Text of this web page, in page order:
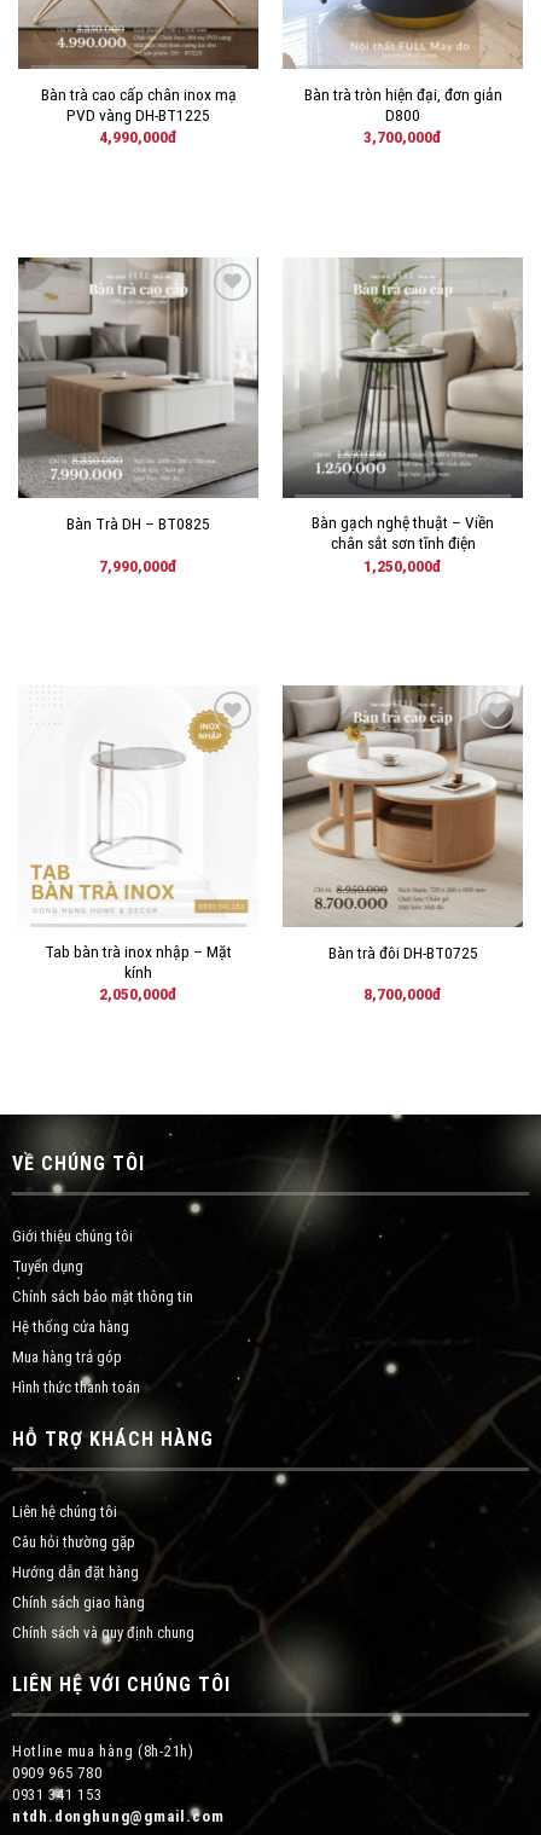
Bàn trà cao cấp chân inox mạ
PVD vàng DH-BT1225
4,990,000đ
Bàn trà tròn hiện đại, đơn giản
D800
3,700,000đ
THÍCH!
Bàn Trà DH – BT0825
7,990,000đ
VÀO
YÊU
THÍCH!
Bàn gạch nghệ thuật – Viền
chân sắt sơn tĩnh điện
1,250,000đ
THÊM
Tab bàn trà inox nhập – Mặt
kính
2,050,000đ
THÊM
VÀO
YÊU
Bàn trà đôi DH-BT0725
8,700,000đ
VỀ CHÚNG TÔI
Giới thiệu chúng tôi
Tuyển dụng
Chính sách bảo mật thông tin
Hệ thống cửa hàng
Mua hàng trả góp
Hình thức thanh toán
HỖ TRỢ KHÁCH HÀNG
Liên hệ chúng tôi
Câu hỏi thường gặp
Hướng dẫn đặt hàng
Chính sách giao hàng
Chính sách và quy định chung
LIÊN HỆ VỚI CHÚNG TÔI
Hotline mua hàng (8h-21h)
0909 965 780
0931 341 153
ntdh.donghung@gmail.com